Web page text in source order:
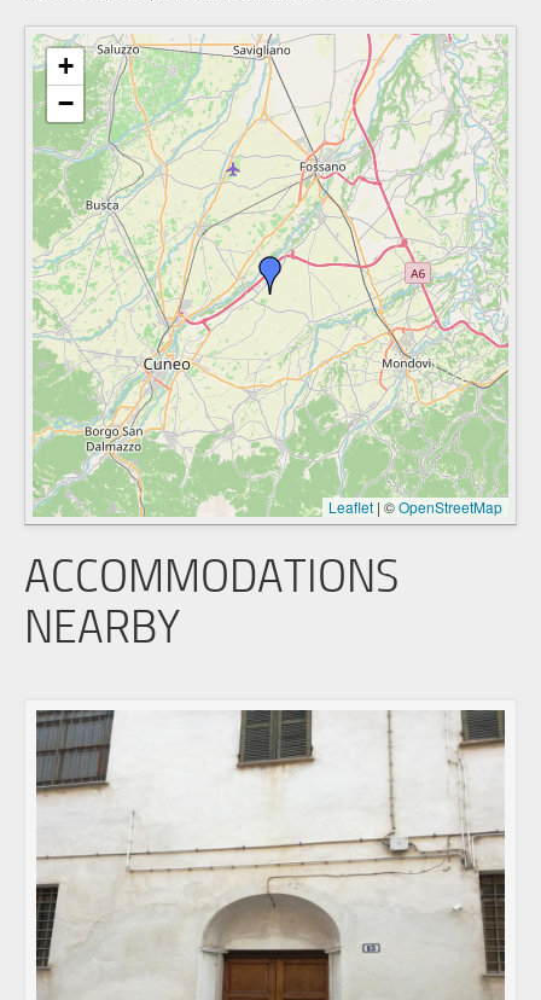
+
−
Leaflet | ©OpenStreetMap
ACCOMMODATIONS
NEARBY